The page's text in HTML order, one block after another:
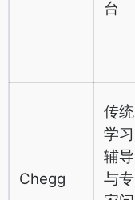
台
Chegg
传统
学习
辅导
与专